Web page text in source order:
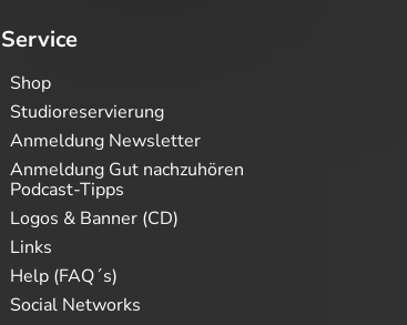
Service
Shop
Studioreservierung
Anmeldung Newsletter
Anmeldung Gut nachzuhören
Podcast-Tipps
Logos & Banner (CD)
Links
Help (FAQ´s)
Social Networks